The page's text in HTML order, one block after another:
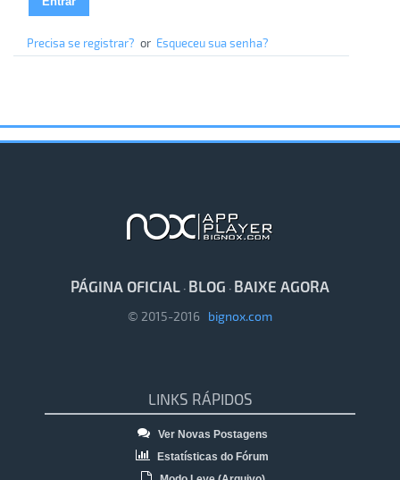
Precisa se registrar? or Esqueceu sua senha?
PÁGINA OFICIAL · BLOG · BAIXE AGORA
© 2015-2016 bignox.com
LINKS RÁPIDOS
Ver Novas Postagens
Estatísticas do Fórum